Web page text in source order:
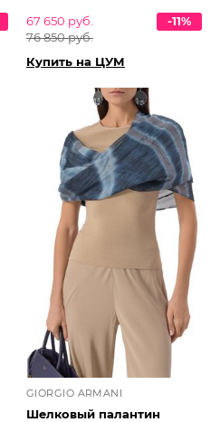
67 650 руб.
76 850 руб.
-11%
Купить на ЦУМ
GIORGIO ARMANI
Шелковый палантин